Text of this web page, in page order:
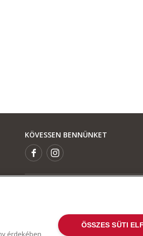
KÖVESSEN BENNÜNKET
érdekében
ÖSSZES SÜTI